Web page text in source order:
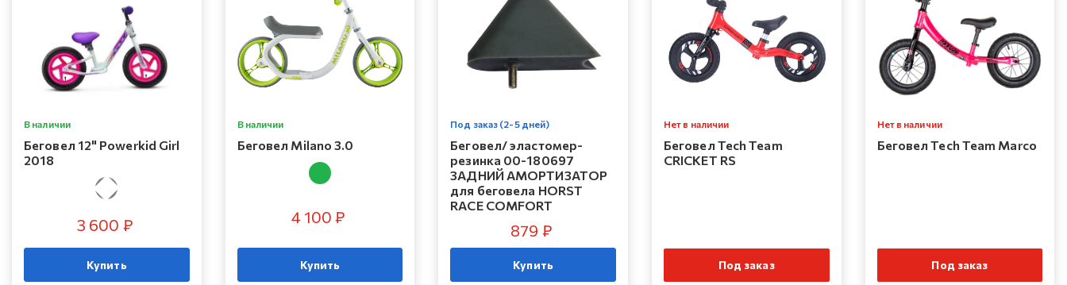
В наличии
Беговел 12" Powerkid Girl
2018
3 600 ₽
Купить
В наличии
Беговел Milano 3.0
4 100 ₽
Купить
Под заказ (2-5 дней)
Беговел/ эластомер-
резинка 00-180697
ЗАДНИЙ АМОРТИЗАТОР
для беговела HORST
RACE COMFORT
879 ₽
Купить
Нет в наличии
Беговел Tech Team
CRICKET RS
Под заказ
Нет в наличии
Беговел Tech Team Marco
Под заказ